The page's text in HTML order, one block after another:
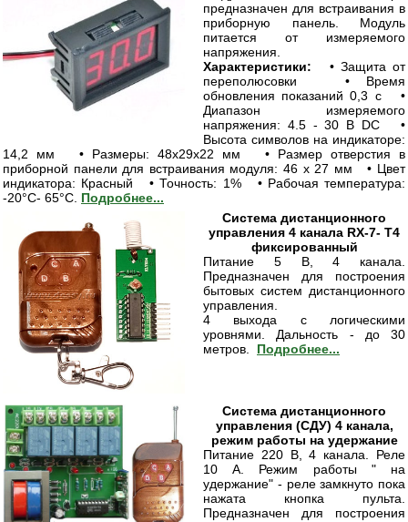
предназначен для встраивания в
приборную панель. Модуль
питается от измеряемого
напряжения.
Характеристики:
• Защита от
переполюсовки • Время
обновления показаний 0,3 с •
Диапазон измеряемого
напряжения: 4.5 - 30 В DC •
Высота символов на индикаторе:
14,2 мм • Размеры: 48x29x22 мм • Размер отверстия в
приборной панели для встраивания модуля: 46 x 27 мм • Цвет
индикатора: Красный • Точность: 1% • Рабочая температура:
-20°C- 65°C. Подробнее...
Система дистанционного
управления 4 канала RX-7- Т4
фиксированный
Питание 5 В, 4 канала.
Предназначен для построения
бытовых систем дистанционного
управления.
4 выхода с логическими
уровнями. Дальность - до 30
метров. Подробнее...
Система дистанционного
управления (СДУ) 4 канала,
режим работы на удержание
Питание 220 В, 4 канала. Реле
10 А. Режим работы " на
удержание" - реле замкнуто пока
нажата кнопка пульта.
Предназначен для построения